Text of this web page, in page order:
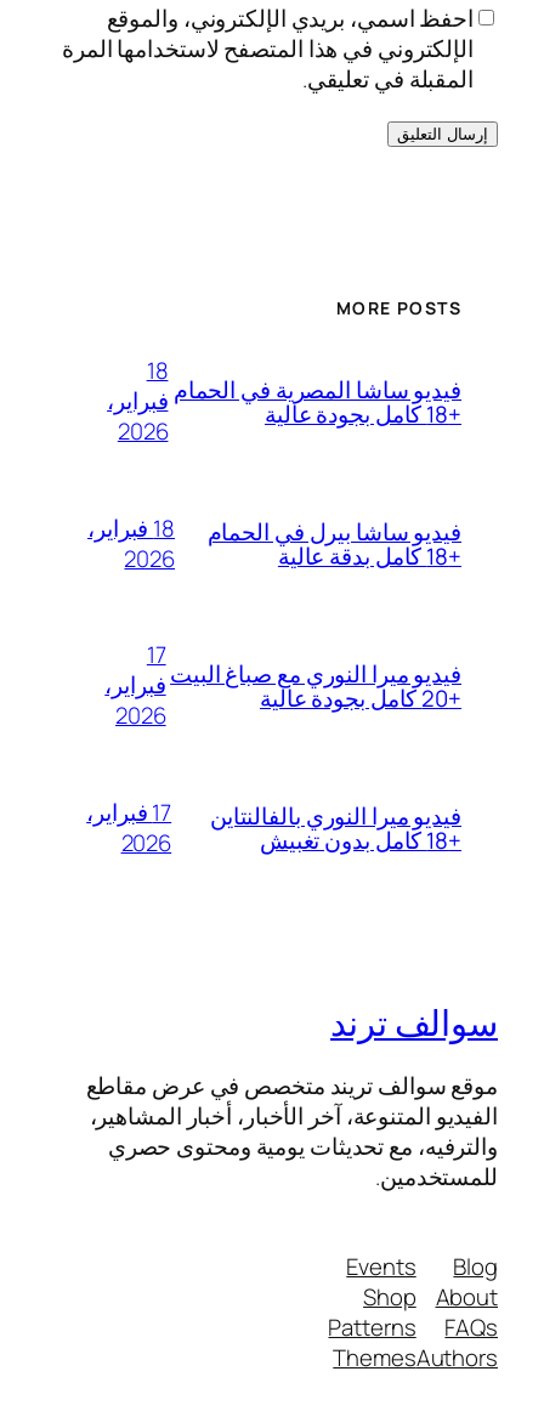
احفظ اسمي، بريدي الإلكتروني، والموقع
الإلكتروني في هذا المتصفح لاستخدامها المرة
المقبلة في تعليقي.
MORE POSTS
فيديو ساشا المصرية في الحمام
+18 كامل بجودة عالية
18
فبراير،
2026
فيديو ساشا بيرل في الحمام
+18 كامل بدقة عالية
18 فبراير،
2026
فيديو ميرا النوري مع صباغ البيت
+20 كامل بجودة عالية
17
فبراير،
2026
فيديو ميرا النوري بالفالنتاين
+18 كامل بدون تغبيش
17 فبراير،
2026
سوالف ترند
موقع سوالف تريند متخصص في عرض مقاطع
الفيديو المتنوعة، آخر الأخبار، أخبار المشاهير،
والترفيه، مع تحديثات يومية ومحتوى حصري
للمستخدمين.
Blog
About
FAQs
Authors
Events
Shop
Patterns
Themes